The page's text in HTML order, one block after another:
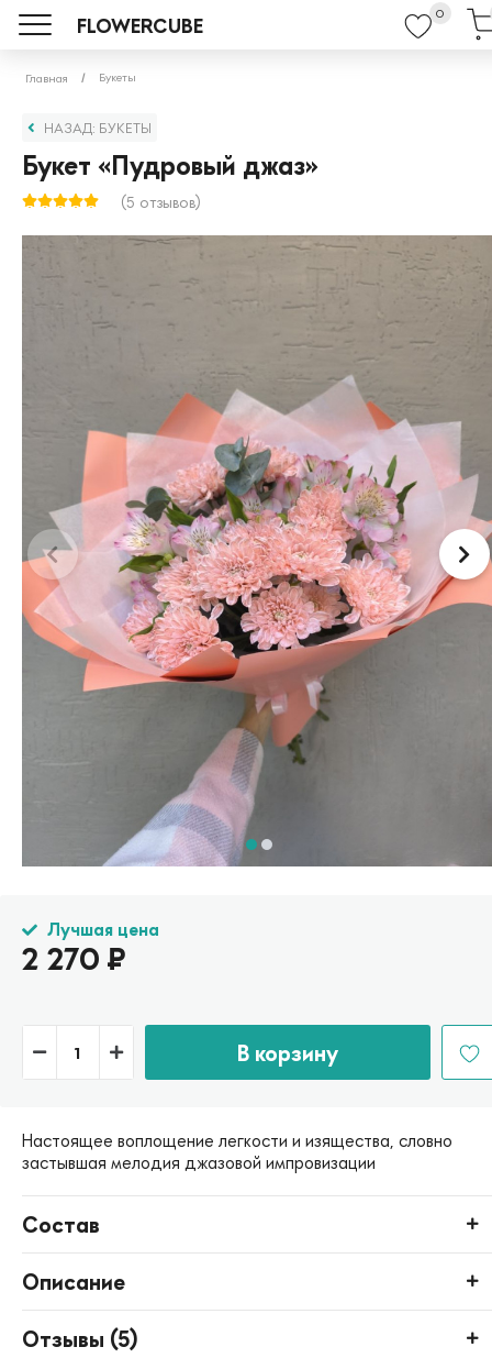
FLOWERCUBE
0
Главная Букеты
НАЗАД: БУКЕТЫ
Букет «Пудровый джаз»
(5 отзывов)
Лучшая цена
2 270 ₽
В корзину
Настоящее воплощение легкости и изящества, словно
застывшая мелодия джазовой импровизации
Состав
Описание
Отзывы (5)